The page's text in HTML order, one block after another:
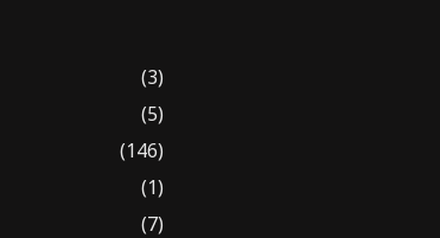
(3)
(5)
(146)
(1)
(7)